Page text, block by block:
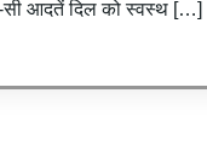
सी आदतें दिल को स्वस्थ […]